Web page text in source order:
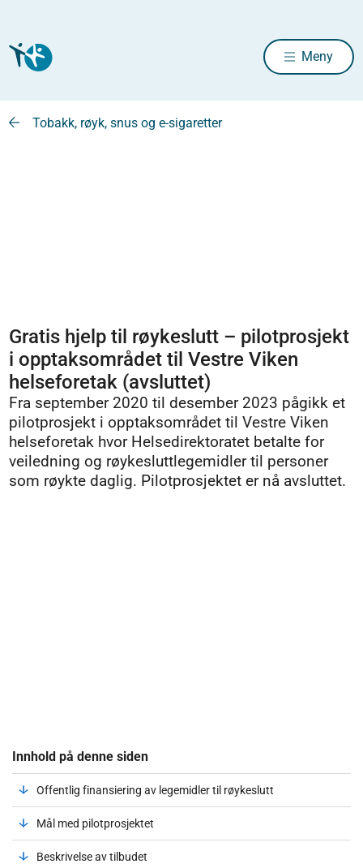
Meny
Tobakk, røyk, snus og e-sigaretter
Gratis hjelp til røykeslutt – pilotprosjekt
i opptaksområdet til Vestre Viken
helseforetak (avsluttet)
Fra september 2020 til desember 2023 pågikk et
pilotprosjekt i opptaksområdet til Vestre Viken
helseforetak hvor Helsedirektoratet betalte for
veiledning og røykesluttlegemidler til personer
som røykte daglig. Pilotprosjektet er nå avsluttet.
Innhold på denne siden
Offentlig finansiering av legemidler til røykeslutt
Mål med pilotprosjektet
Beskrivelse av tilbudet